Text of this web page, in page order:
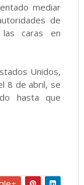
mediar
de
caras en
Unidos,
8 de abril, se
hasta que